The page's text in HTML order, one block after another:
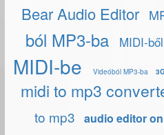
Bear Audio Editor
ból MP3-ba
MIDI-
MIDI-be
Videóból MP3-ba
midi to mp3
to mp3
audio editor